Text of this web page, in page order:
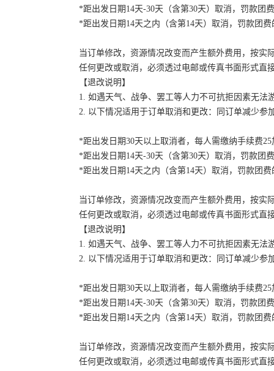
*距出发日期14天-30天（含第30天）取消，罚款团
*距出发日期14天之内（含第14天）取消，罚款团费
当订单修改，资源情况改变而产生额外费用，按实
任何更改或取消，必须透过电邮或传真书面形式直
【退改说明】
1. 如遇天气、战争、罢工等人力不可抗拒因素无
2. 以下情况适用于订单取消和更改：同订单减少
*距出发日期30天以上取消者，每人需缴纳手续费
*距出发日期14天-30天（含第30天）取消，罚款团
*距出发日期14天之内（含第14天）取消，罚款团费
当订单修改，资源情况改变而产生额外费用，按实
任何更改或取消，必须透过电邮或传真书面形式直
【退改说明】
1. 如遇天气、战争、罢工等人力不可抗拒因素无
2. 以下情况适用于订单取消和更改：同订单减少
*距出发日期30天以上取消者，每人需缴纳手续费
*距出发日期14天-30天（含第30天）取消，罚款团
*距出发日期14天之内（含第14天）取消，罚款团费
当订单修改，资源情况改变而产生额外费用，按实
任何更改或取消，必须透过电邮或传真书面形式直